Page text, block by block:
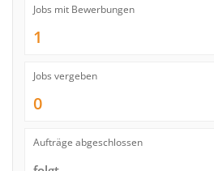
Jobs mit Bewerbungen
1
Jobs vergeben
0
Aufträge abgeschlossen